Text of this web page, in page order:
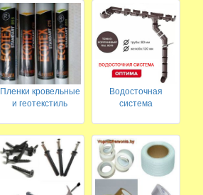
Пленки кровельные
и геотекстиль
Водосточная
система